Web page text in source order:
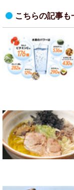
こちらの記事も